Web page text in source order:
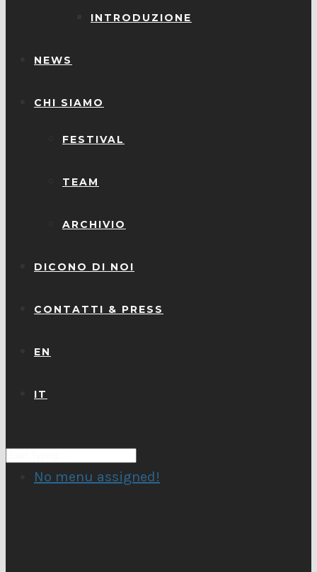
INTRODUZIONE
NEWS
CHI SIAMO
FESTIVAL
TEAM
ARCHIVIO
DICONO DI NOI
CONTATTI & PRESS
EN
IT
No menu assigned!